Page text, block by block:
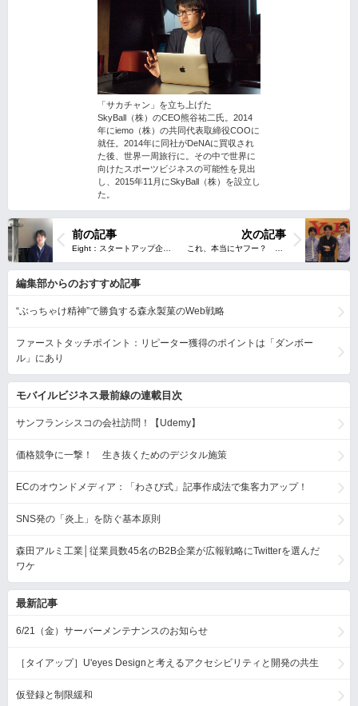
「サカチャン」を立ち上げた
SkyBall（株）のCEO熊谷祐二氏。2014
年にiemo（株）の共同代表取締役COOに
就任。2014年に同社がDeNAに買収され
た後、世界一周旅行に。その中で世界に
向けたスポーツビジネスの可能性を見出
し、2015年11月にSkyBall（株）を設立し
た。
次の記事
前の記事
編集部からのおすすめ記事
“ぶっちゃけ精神”で勝負する森永製菓のWeb戦略
ファーストタッチポイント：リピーター獲得のポイントは「ダンボー
ル」にあり
モバイルビジネス最前線の連載目次
サンフランシスコの会社訪問！【Udemy】
価格競争に一撃！ 生き抜くためのデジタル施策
ECのオウンドメディア：「わさび式」記事作成法で集客力アップ！
SNS発の「炎上」を防ぐ基本原則
森田アルミ工業│従業員数45名のB2B企業が広報戦略にTwitterを選んだ
ワケ
最新記事
6/21（金）サーバーメンテナンスのお知らせ
［タイアップ］U'eyes Designと考えるアクセシビリティと開発の共生
仮登録と制限緩和